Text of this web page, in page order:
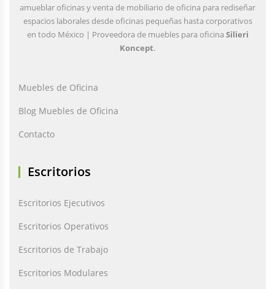
amueblar oficinas y venta de mobiliario de oficina para rediseñar
espacios laborales desde oficinas pequeñas hasta corporativos
en todo México | Proveedora de muebles para oficina Silieri
Koncept.
Muebles de Oficina
Blog Muebles de Oficina
Contacto
Escritorios
Escritorios Ejecutivos
Escritorios Operativos
Escritorios de Trabajo
Escritorios Modulares